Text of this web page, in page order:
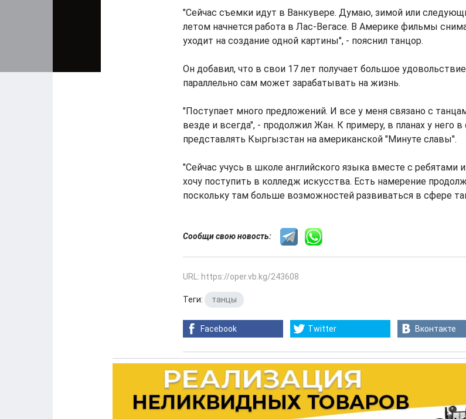
"Сейчас съемки идут в Ванкувере. Думаю, зимой или
летом начнется работа в Лас-Вегасе. В Америке фильмы
уходит на создание одной картины", - пояснил танцор.
Он добавил, что в свои 17 лет получает большое
параллельно сам может зарабатывать на жизнь.
"Поступает много предложений. И все у меня связано с
везде и всегда", - продолжил Жан. К примеру, в планах у него
представлять Кыргызстан на американской "Минуте славы".
"Сейчас учусь в школе английского языка вместе с ребятами
хочу поступить в колледж искусства. Есть намерение
поскольку там больше возможностей развиваться в сфере
Сообщи свою новость:
URL: https://oper.vb.kg/243608
Теги: танцы
Facebook Twitter Вконтакте